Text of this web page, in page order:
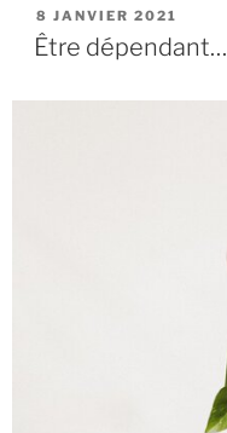
8 JANVIER 2021
Être dépendant…